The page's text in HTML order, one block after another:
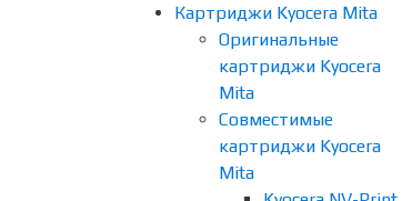
Картриджи Kyocera Mita
Оригинальные
картриджи Kyocera
Mita
Совместимые
картриджи Kyocera
Mita